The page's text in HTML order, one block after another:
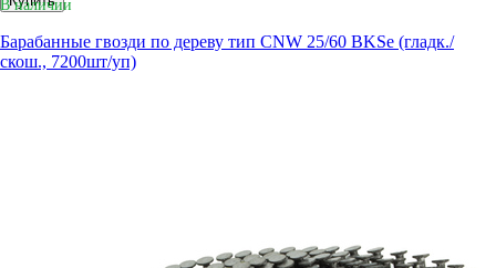
В наличии
Барабанные гвозди по дереву тип CNW 25/60 BKSe (гладк./
скош., 7200шт/уп)